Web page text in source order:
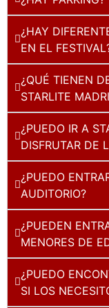
¿HAY
EN EL
¿QUÉ TIENEN
STARLITE
¿PUEDO IR A
DISFRUTAR DE
¿PUEDO
AUDITORIO?
¿PUEDEN
MENORES DE
¿PUEDO
SI LOS